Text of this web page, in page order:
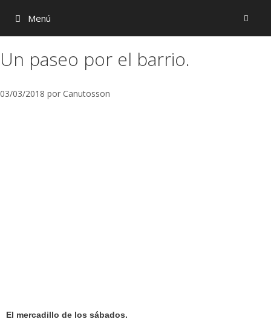
Menú
Un paseo por el barrio.
03/03/2018 por Canutosson
El mercadillo de los sábados.